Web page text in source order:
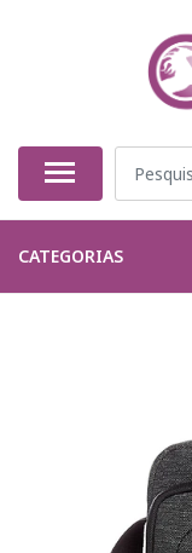
CATEGORIAS